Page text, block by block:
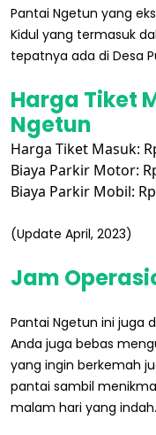
Pantai Ngetun yang
Kidul yang termasuk
tepatnya ada di Desa
Harga Tiket
Ngetun
Harga Tiket Masuk:
Biaya Parkir Motor:
Biaya Parkir Mobil:
(Update April, 2023)
Jam
Pantai Ngetun ini juga
Anda juga bebas
yang ingin berkemah
pantai sambil
malam hari yang indah.